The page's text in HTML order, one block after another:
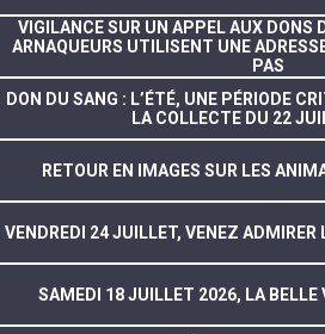
VIGILANCE SUR UN APPEL AUX DONS
ARNAQUEURS UTILISENT UNE
PAS
DON DU SANG : L’ÉTÉ, UNE PÉRIODE
LA COLLECTE DU 22
RETOUR EN IMAGES SUR LES
VENDREDI 24 JUILLET, VENEZ ADMIRER
SAMEDI 18 JUILLET 2026, LA BELLE